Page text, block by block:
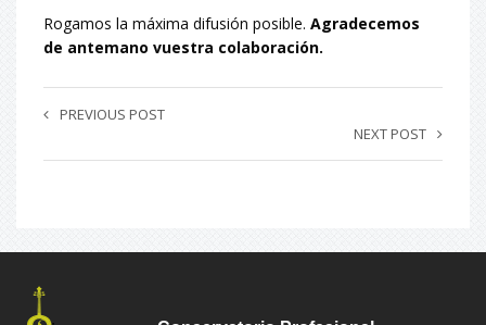
Rogamos la máxima difusión posible. Agradecemos
de antemano vuestra colaboración.
PREVIOUS POST
NEXT POST